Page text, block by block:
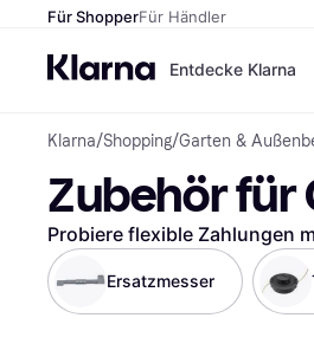
Für ShopperFür Händler
Entdecke Klarna
Klarna/Shopping/Garten &
Zubehör für
Probiere flexible Zahlungen
Ersatzmesser